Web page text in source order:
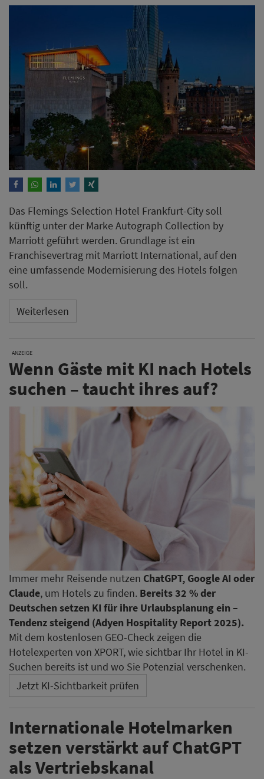
Das Flemings Selection Hotel Frankfurt-City soll
künftig unter der Marke Autograph Collection by
Marriott geführt werden. Grundlage ist ein
Franchisevertrag mit Marriott International, auf den
eine umfassende Modernisierung des Hotels folgen
soll.
Weiterlesen
ANZEIGE
Wenn Gäste mit KI nach Hotels
suchen – taucht ihres auf?
Immer mehr Reisende nutzen ChatGPT, Google AI oder
Claude, um Hotels zu finden. Bereits 32 % der
Deutschen setzen KI für ihre Urlaubsplanung ein –
Tendenz steigend (Adyen Hospitality Report 2025).
Mit dem kostenlosen GEO-Check zeigen die
Hotelexperten von XPORT, wie sichtbar Ihr Hotel in KI-
Suchen bereits ist und wo Sie Potenzial verschenken.
Jetzt KI-Sichtbarkeit prüfen
Internationale Hotelmarken
setzen verstärkt auf ChatGPT
als Vertriebskanal